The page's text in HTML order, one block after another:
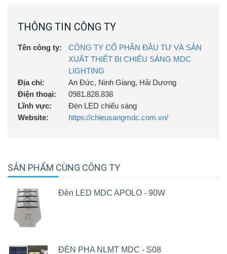
THÔNG TIN CÔNG TY
Tên công ty:
CÔNG TY CỔ PHẦN ĐẦU TƯ VÀ SẢN
XUẤT THIẾT BỊ CHIẾU SÁNG MDC
LIGHTING
Địa chỉ:
An Đức, Ninh Giang, Hải Dương
Điện thoại:
0981.828.838
Lĩnh vực:
Đèn LED chiếu sáng
Website:
https://chieusangmdc.com.vn/
SẢN PHẨM CÙNG CÔNG TY
Đèn LED MDC APOLO - 90W
ĐÈN PHA NLMT MDC - S08